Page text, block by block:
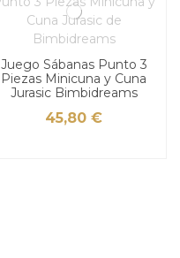
Juego Sábanas Punto 3
Piezas Minicuna y Cuna
Jurasic Bimbidreams
45,80 €